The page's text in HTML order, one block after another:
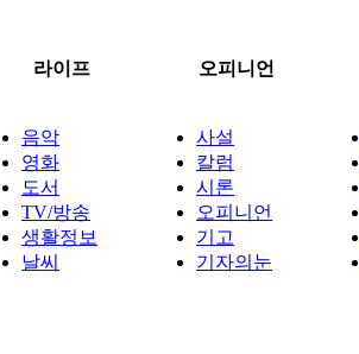
라이프 오피니언
음악
영화
도서
TV/방송
생활정보
날씨
사설
칼럼
시론
오피니언
기고
기자의눈